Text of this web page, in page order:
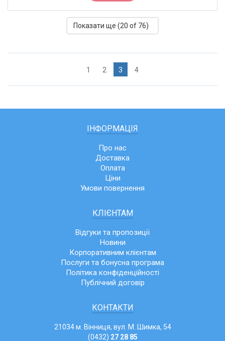
Показати ще (20 of 76)
1 2 3 4
ІНФОРМАЦІЯ
Про нас
Доставка
Оплата
Ціни
Умови повернення
КЛІЄНТАМ
Відгуки та пропозиції
Новини
Корпоративним клієнтам
Послуги та бонусна програма
Політика конфіденційності
Публічний договір
КОНТАКТИ
21034 м. Вінниця, вул. М. Шимка, 54
(0432) 27 28 85